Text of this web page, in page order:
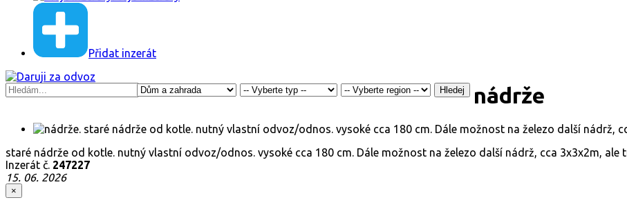
Přidat inzerát
Hledej nádrže
staré nádrže od kotle. nutný vlastní odvoz/odnos. vysoké cca 180 cm. Dále možnost na železo další nádrž, cca 3x3x2m,
Inzerát č. 247227
15. 06. 2026
×